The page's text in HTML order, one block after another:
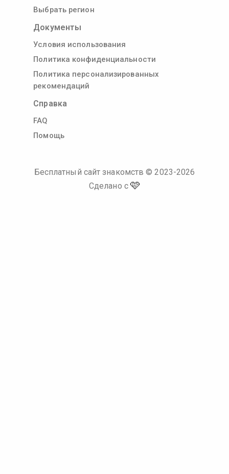
Выбрать регион
Документы
Условия использования
Политика конфиденциальности
Политика персонализированных
рекомендаций
Справка
FAQ
Помощь
Бесплатный сайт знакомств © 2023-2026
Сделано с 🩷